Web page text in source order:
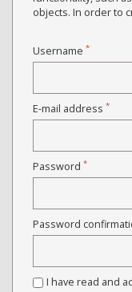
objects. In order to
Username *
E-mail address *
Password *
Password
I have read and